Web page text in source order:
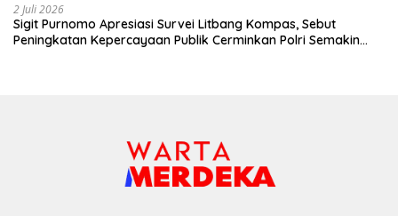
2 Juli 2026
Sigit Purnomo Apresiasi Survei Litbang Kompas, Sebut
Peningkatan Kepercayaan Publik Cerminkan Polri Semakin